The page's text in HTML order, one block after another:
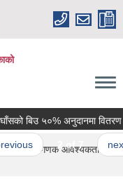
बिउ ५०% अनुदानमा वितरण
2 of 7 next ›
गर्न गणक आवश्यकताको